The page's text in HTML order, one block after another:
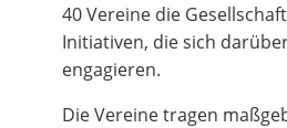
40 Vereine die
Initiativen, die sich
engagieren.
Die Vereine tragen